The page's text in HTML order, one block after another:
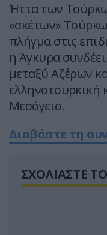
Ήττα των
«σκέτων»
πλήγμα στις
η Άγκυρα
μεταξύ Αζέρων
ελληνοτουρκική
Μεσόγειο.
Διαβάστε τη
ΣΧΟΛΙΑΣΤΕ